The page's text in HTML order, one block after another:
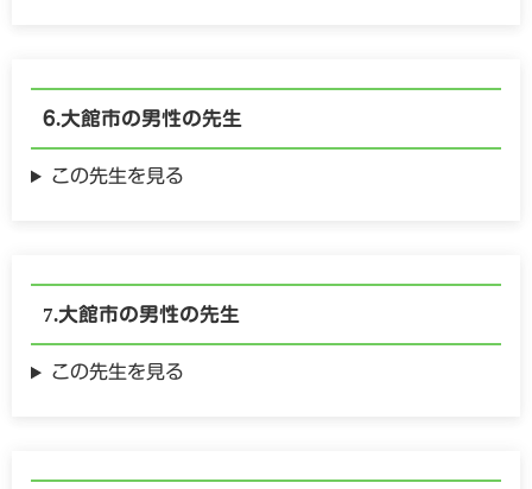
大館市の男性の先生
この先生を見る
大館市の男性の先生
この先生を見る